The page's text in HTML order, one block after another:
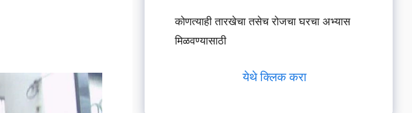
कोणत्याही तारखेचा तसेच रोजचा घरचा अभ्यास
मिळवण्यासाठी
येथे क्लिक करा